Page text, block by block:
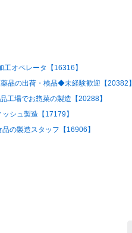
オペレータ【16316】
品の出荷・検品◆未経験歓迎【20382】
工場でお惣菜の製造【20288】
シュ製造【17179】
の製造スタッフ【16906】